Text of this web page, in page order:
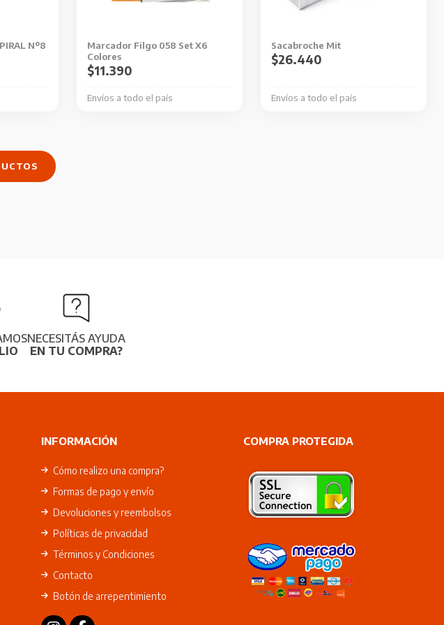
Nº8
Marcador Filgo 058 Set X6
Colores
Envíos a todo el país
$11.390
Sacabroche Mit
Envíos a todo el país
$26.440
NECESITÁS AYUDA
EN TU COMPRA?
INFORMACIÓN
Cómo realizo una compra?
Formas de pago y envío
Devoluciones y reembolsos
Políticas de privacidad
Términos y Condiciones
Contacto
Botón de arrepentimiento
COMPRA PROTEGIDA